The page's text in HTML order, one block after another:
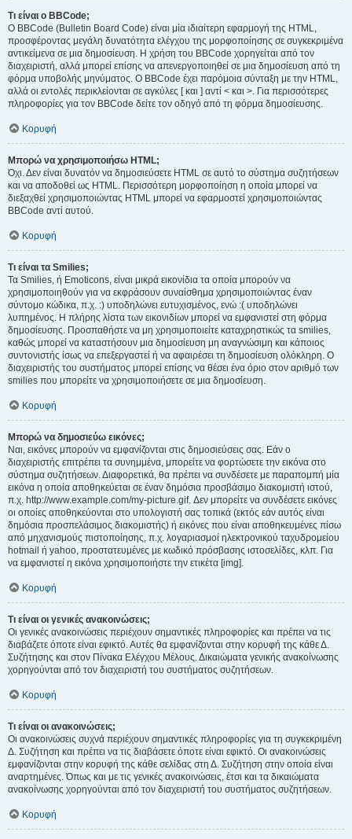
Τι είναι ο BBCode;
Ο BBCode (Bulletin Board Code) είναι μία ιδιαίτερη εφαρμογή της HTML,
προσφέροντας μεγάλη δυνατότητα ελέγχου της μορφοποίησης σε συγκεκριμένα
αντικείμενα σε μια δημοσίευση. Η χρήση του BBCode χορηγείται από τον
διαχειριστή, αλλά μπορεί επίσης να απενεργοποιηθεί σε μια δημοσίευση από τη
φόρμα υποβολής μηνύματος. Ο BBCode έχει παρόμοια σύνταξη με την HTML,
αλλά οι εντολές περικλείονται σε αγκύλες [ και ] αντί < και >. Για περισσότερες
πληροφορίες για τον BBCode δείτε τον οδηγό από τη φόρμα δημοσίευσης.
Κορυφή
Μπορώ να χρησιμοποιήσω HTML;
Όχι. Δεν είναι δυνατόν να δημοσιεύσετε HTML σε αυτό το σύστημα συζητήσεων
και να αποδοθεί ως HTML. Περισσότερη μορφοποίηση η οποία μπορεί να
διεξαχθεί χρησιμοποιώντας HTML μπορεί να εφαρμοστεί χρησιμοποιώντας
BBCode αντί αυτού.
Κορυφή
Τι είναι τα Smilies;
Τα Smilies, ή Emoticons, είναι μικρά εικονίδια τα οποία μπορούν να
χρησιμοποιηθούν για να εκφράσουν συναίσθημα χρησιμοποιώντας έναν
σύντομο κώδικα, π.χ. :) υποδηλώνει ευτυχισμένος, ενώ :( υποδηλώνει
λυπημένος. Η πλήρης λίστα των εικονιδίων μπορεί να εμφανιστεί στη φόρμα
δημοσίευσης. Προσπαθήστε να μη χρησιμοποιείτε καταχρηστικώς τα smilies,
καθώς μπορεί να καταστήσουν μια δημοσίευση μη αναγνώσιμη και κάποιος
συντονιστής ίσως να επεξεργαστεί ή να αφαιρέσει τη δημοσίευση ολόκληρη. Ο
διαχειριστής του συστήματος μπορεί επίσης να θέσει ένα όριο στον αριθμό των
smilies που μπορείτε να χρησιμοποιήσετε σε μια δημοσίευση.
Κορυφή
Μπορώ να δημοσιεύω εικόνες;
Ναι, εικόνες μπορούν να εμφανίζονται στις δημοσιεύσεις σας. Εάν ο
διαχειριστής επιτρέπει τα συνημμένα, μπορείτε να φορτώσετε την εικόνα στο
σύστημα συζητήσεων. Διαφορετικά, θα πρέπει να συνδέσετε με παραπομπή μία
εικόνα η οποία αποθηκεύεται σε έναν δημόσια προσβάσιμο διακομιστή ιστού,
π.χ. http://www.example.com/my-picture.gif. Δεν μπορείτε να συνδέσετε εικόνες
οι οποίες αποθηκεύονται στο υπολογιστή σας τοπικά (εκτός εάν αυτός είναι
δημόσια προσπελάσιμος διακομιστής) ή εικόνες που είναι αποθηκευμένες πίσω
από μηχανισμούς πιστοποίησης, π.χ. λογαριασμοί ηλεκτρονικού ταχυδρομείου
hotmail ή yahoo, προστατευμένες με κωδικό πρόσβασης ιστοσελίδες, κλπ. Για
να εμφανιστεί η εικόνα χρησιμοποιήστε την ετικέτα [img].
Κορυφή
Τι είναι οι γενικές ανακοινώσεις;
Οι γενικές ανακοινώσεις περιέχουν σημαντικές πληροφορίες και πρέπει να τις
διαβάζετε όποτε είναι εφικτό. Αυτές θα εμφανίζονται στην κορυφή της κάθε Δ.
Συζήτησης και στον Πίνακα Ελέγχου Μέλους. Δικαιώματα γενικής ανακοίνωσης
χορηγούνται από τον διαχειριστή του συστήματος συζητήσεων.
Κορυφή
Τι είναι οι ανακοινώσεις;
Οι ανακοινώσεις συχνά περιέχουν σημαντικές πληροφορίες για τη συγκεκριμένη
Δ. Συζήτηση και πρέπει να τις διαβάσετε όποτε είναι εφικτό. Οι ανακοινώσεις
εμφανίζονται στην κορυφή της κάθε σελίδας στη Δ. Συζήτηση στην οποία είναι
αναρτημένες. Όπως και με τις γενικές ανακοινώσεις, έτσι και τα δικαιώματα
ανακοίνωσης χορηγούνται από τον διαχειριστή του συστήματος συζητήσεων.
Κορυφή